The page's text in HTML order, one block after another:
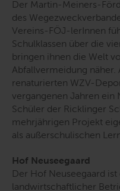
Der Martin-Meiners-
des
Vereins-FÖJ-lerInnen
Schulklassen über die
bringen ihnen die Welt
Abfallvermeidung näher.
renaturierten WZV-
vergangenen Jahren
Schüler der Ricklinger
mehrjährigen Projekt
als außerschulischen
Hof Neuseegaard
Der Hof Neuseegaard
landwirtschaftlicher